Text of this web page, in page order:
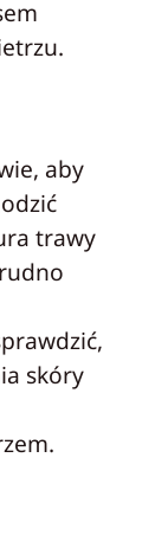
aby
trawy
skóry